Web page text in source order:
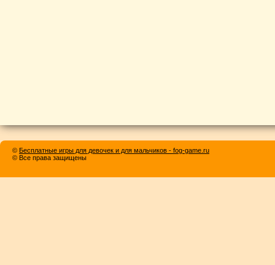
© Бесплатные игры для девочек и для мальчиков - fog-game.ru
© Все права защищены